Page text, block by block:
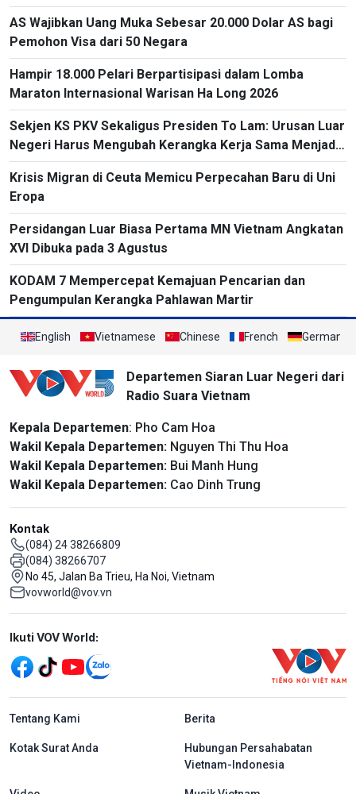
Impor
AS Wajibkan Uang Muka Sebesar 20.000 Dolar AS bagi
Pemohon Visa dari 50 Negara
Hampir 18.000 Pelari Berpartisipasi dalam Lomba
Maraton Internasional Warisan Ha Long 2026
Sekjen KS PKV Sekaligus Presiden To Lam: Urusan Luar
Negeri Harus Mengubah Kerangka Kerja Sama Menjadi
Proyek-Proyek Konkret dan Menganggap Efektivitas
yang Substansial sebagai Tolok Ukur
Krisis Migran di Ceuta Memicu Perpecahan Baru di Uni
Eropa
Persidangan Luar Biasa Pertama MN Vietnam Angkatan
XVI Dibuka pada 3 Agustus
KODAM 7 Mempercepat Kemajuan Pencarian dan
Pengumpulan Kerangka Pahlawan Martir
English Vietnamese Chinese French German
Departemen Siaran Luar Negeri dari
Radio Suara Vietnam
Kepala Departemen: Pho Cam Hoa
Wakil Kepala Departemen: Nguyen Thi Thu Hoa
Wakil Kepala Departemen: Bui Manh Hung
Wakil Kepala Departemen: Cao Dinh Trung
Kontak
(084) 24 38266809
(084) 38266707
No 45, Jalan Ba Trieu, Ha Noi, Vietnam
vovworld@vov.vn
Mạng xã hội
Ikuti VOV World:
menu footer tiếng Indo
Tentang Kami Berita
Kotak Surat Anda
Hubungan Persahabatan
Vietnam-Indonesia